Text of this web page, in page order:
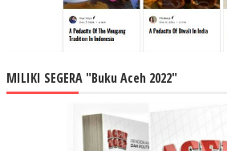
MILIKI SEGERA "Buku Aceh 2022"